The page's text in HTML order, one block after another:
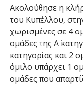
Ακολούθησε η
του Κυπέλλου,
χωρισμένες σε 4
ομάδες της Α΄
κατηγορίας και 2
όμιλο υπάρχει 1
ομάδες που